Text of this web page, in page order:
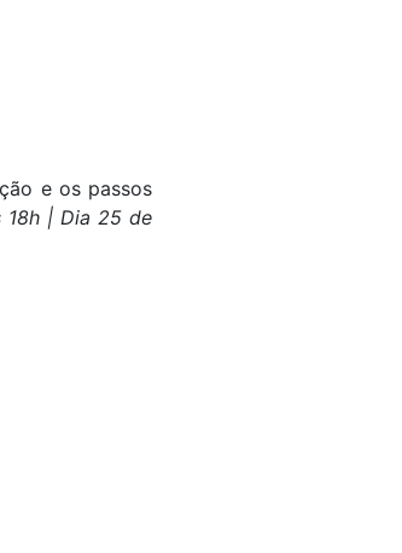
e os passos
18h | Dia 25 de